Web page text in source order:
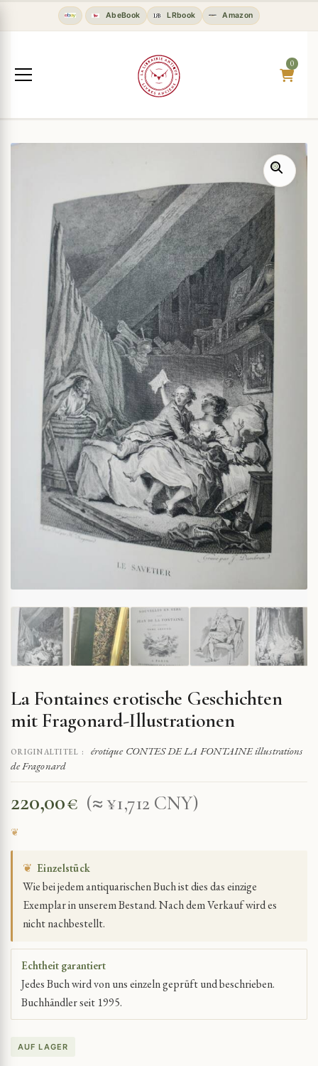
AbeBook LRbook Amazon
0
La Fontaines erotische Geschichten
mit Fragonard-Illustrationen
ORIGINALTITEL :
érotique CONTES DE LA FONTAINE illustrations
de Fragonard
220,00€ (≈ ¥1,712 CNY)
❦ Einzelstück
Wie bei jedem antiquarischen Buch ist dies das einzige
Exemplar in unserem Bestand. Nach dem Verkauf wird es
nicht nachbestellt.
Echtheit garantiert
Jedes Buch wird von uns einzeln geprüft und beschrieben.
Buchhändler seit 1995.
AUF LAGER